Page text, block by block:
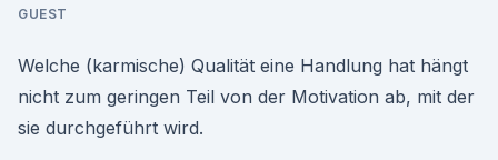
GUEST
Welche (karmische) Qualität eine Handlung hat hängt
nicht zum geringen Teil von der Motivation ab, mit der
sie durchgeführt wird.